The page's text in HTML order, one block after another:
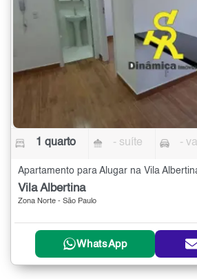
1 quarto - suíte -
Apartamento para Alugar na Vila
Vila Albertina
Zona Norte - São Paulo
WhatsApp